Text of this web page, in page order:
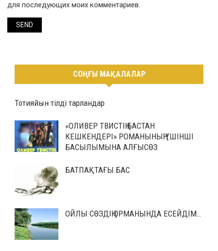
для последующих моих комментариев.
СОҢҒЫ МАҚАЛАЛАР
Тотияйын тілді тарландар
«ОЛИВЕР ТВИСТІҢ БАСТАН
КЕШКЕНДЕРІ» РОМАНЫНЫҢ ҮШІНШІ
БАСЫЛЫМЫНА АЛҒЫСӨЗ
БАТПАҚТАҒЫ БАС
ОЙЛЫ СӨЗДІҢ ОРМАНЫНДА ЕСЕЙДІМ…